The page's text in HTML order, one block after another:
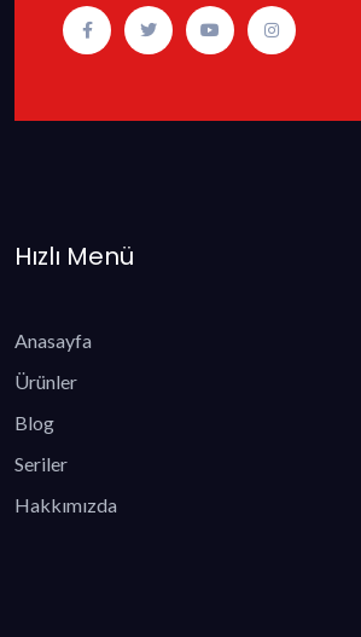
Hızlı Menü
Anasayfa
Ürünler
Blog
Seriler
Hakkımızda